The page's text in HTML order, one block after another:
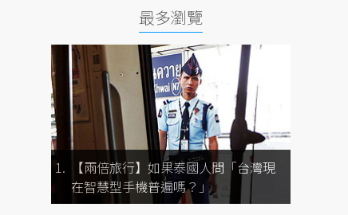
最多瀏覽
【兩倍旅行】如果泰國人問「台灣現
在智慧型手機普遍嗎？」